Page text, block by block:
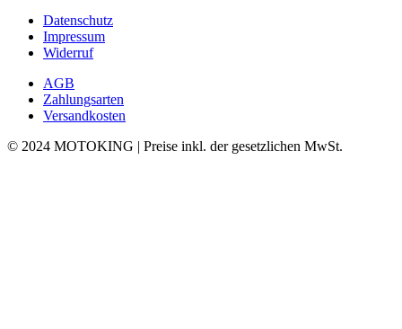
Datenschutz
Impressum
Widerruf
AGB
Zahlungsarten
Versandkosten
© 2024 MOTOKING | Preise inkl. der gesetzlichen MwSt.